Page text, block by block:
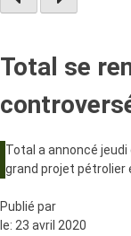
Total se
Total a annoncé
grand projet pétrolier
Publié par
le: 23 avril 2020